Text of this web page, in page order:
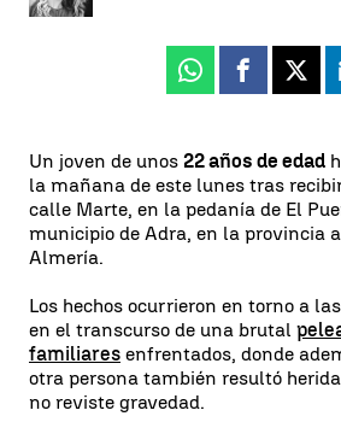
Whatsapp
Facebook
X
Un joven de unos 22 años de edad
la mañana de este lunes tras
calle Marte, en la pedanía de El
municipio de Adra, en la provincia
Almería.
Los hechos ocurrieron en torno a las
en el transcurso de una brutal
familiares enfrentados, donde
otra persona también resultó
no reviste gravedad.